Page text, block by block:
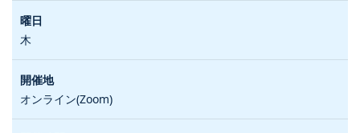
木
オンライン(Zoom)